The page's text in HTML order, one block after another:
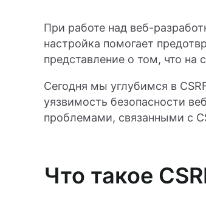
При работе над веб-
настройка помогает
представление о том, что на
Сегодня мы углубимся в
уязвимость безопасности
проблемами, связанными с
Что такое